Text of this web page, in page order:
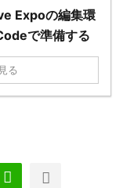
Expoの編集環
で準備する
る